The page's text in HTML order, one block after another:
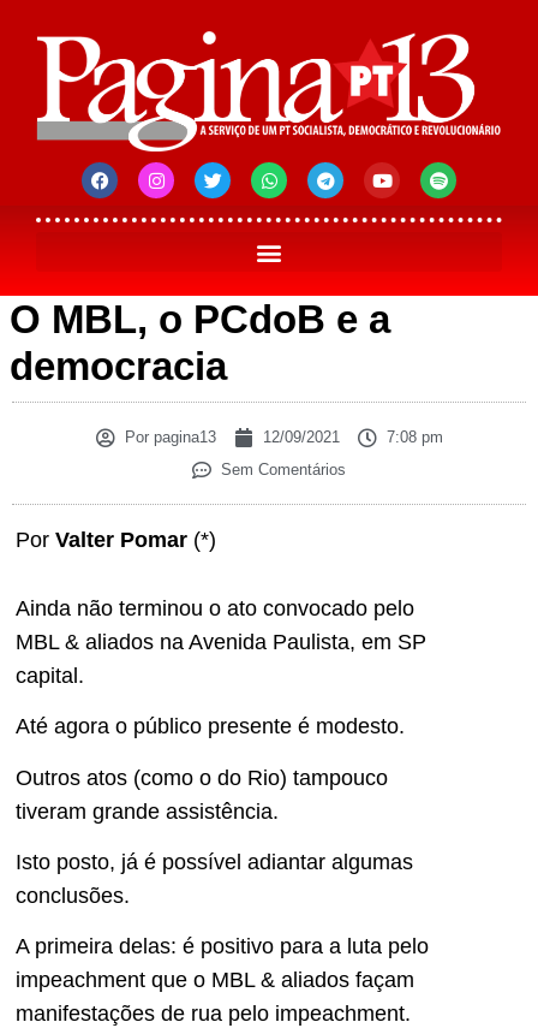
O MBL, o PCdoB e a
democracia
Porpagina13 12/09/2021
7:08 pm
Sem Comentários
Por Valter Pomar (*)
Ainda não terminou o ato convocado pelo
MBL & aliados na Avenida Paulista, em SP
capital.
Até agora o público presente é modesto.
Outros atos (como o do Rio) tampouco
tiveram grande assistência.
Isto posto, já é possível adiantar algumas
conclusões.
A primeira delas: é positivo para a luta pelo
impeachment que o MBL & aliados façam
manifestações de rua pelo impeachment.